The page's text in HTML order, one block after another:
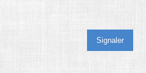
Signaler